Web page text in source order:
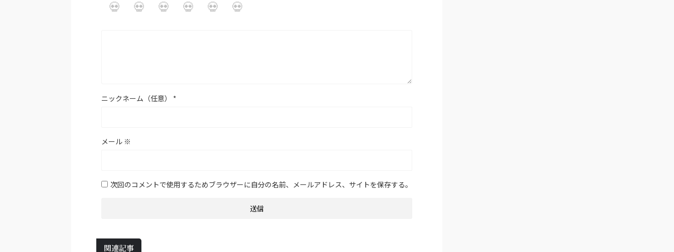
ニックネーム（任意） *
メール ※
次回のコメントで使用するためブラウザーに自分の名前、メールアドレス、サイトを保存する。
関連記事